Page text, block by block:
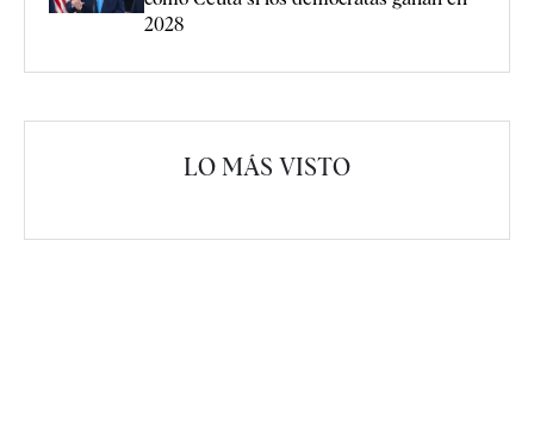
2028
LO MÁS VISTO